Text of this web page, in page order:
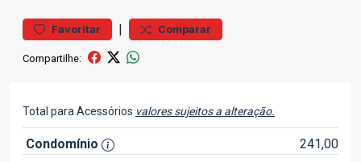
Favoritar | Comparar
Compartilhe:
Total para Acessórios valores sujeitos a alteração.
Condomínio
241,00